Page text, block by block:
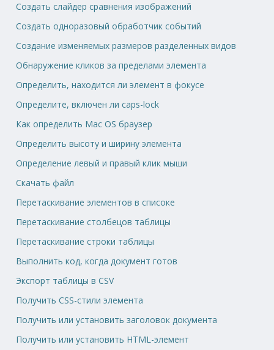
Создать слайдер сравнения изображений
Создать одноразовый обработчик событий
Создание изменяемых размеров разделенных видов
Обнаружение кликов за пределами элемента
Определить, находится ли элемент в фокусе
Определите, включен ли caps-lock
Как определить Mac OS браузер
Определить высоту и ширину элемента
Определение левый и правый клик мыши
Скачать файл
Перетаскивание элементов в списоке
Перетаскивание столбецов таблицы
Перетаскивание строки таблицы
Выполнить код, когда документ готов
Экспорт таблицы в CSV
Получить CSS-стили элемента
Получить или установить заголовок документа
Получить или установить HTML-элемент